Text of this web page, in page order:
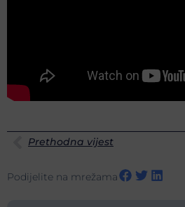
Prethodna vijest
Podijelite na mrežama